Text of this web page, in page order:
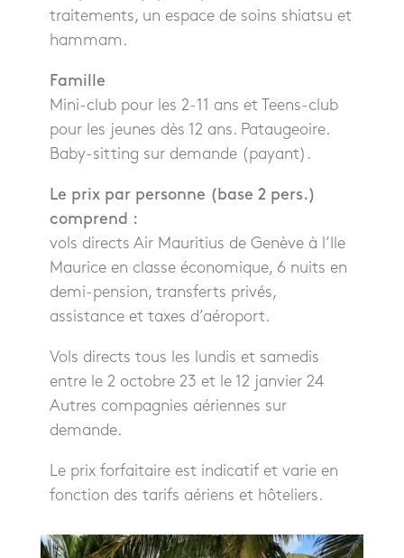
traitements, un espace de soins shiatsu et
hammam.
Famille
Mini-club pour les 2-11 ans et Teens-club
pour les jeunes dès 12 ans. Pataugeoire.
Baby-sitting sur demande (payant).
Le prix par personne (base 2 pers.)
comprend :
vols directs Air Mauritius de Genève à l’Ile
Maurice en classe économique, 6 nuits en
demi-pension, transferts privés,
assistance et taxes d’aéroport.
Vols directs tous les lundis et samedis
entre le 2 octobre 23 et le 12 janvier 24
Autres compagnies aériennes sur
demande.
Le prix forfaitaire est indicatif et varie en
fonction des tarifs aériens et hôteliers.